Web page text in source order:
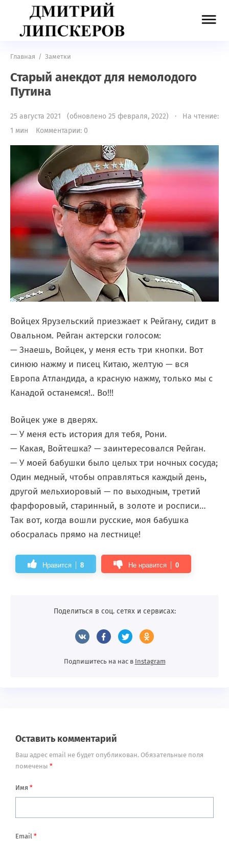
Главная / Заметки
Старый анекдот для немолодого
Путина
25 августа 2021 (обновлено 25 февраля, 2022) · На чтение:
1 мин
Комментарии: 0
Войцех Ярузельский приезжает к Рейгану, сидит в
Овальном. Рейган актерски голосом:
— Знаешь, Войцек, у меня есть три кнопки. Вот
синюю нажму и писец Китаю, желтую — вся
Европа Атландида, а красную нажму, только мы с
Канадой останемся!.. Во!!!
Войцек уже в дверях.
— У меня есть история для тебя, Рони.
— Какая, Войтешка? — заинтересовался Рейган.
— У моей бабушки было целых три ночных сосуда;
Один медный, чтобы оправляться каждый день,
другой мельхиоровый — по выходным, третий
фарфоровый, старинный, в золоте и росписи…
Так вот, когда вошли русские, моя бабушка
обосралась прямо на лестнице!
Нравится 8 Не нравится 0
Поделиться в соц. сетях и сервисах:
Подпишитесь на нас в Instagram
Оставить комментарий
Ваш адрес email не будет опубликован. Обязательные поля
помечены *
Имя *
Email *